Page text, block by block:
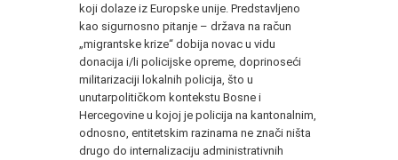
koji dolaze iz Europske unije. Predstavljeno
kao sigurnosno pitanje – država na račun
„migrantske krize“ dobija novac u vidu
donacija i/li policijske opreme, doprinoseći
militarizaciji lokalnih policija, što u
unutarpolitičkom kontekstu Bosne i
Hercegovine u kojoj je policija na kantonalnim,
odnosno, entitetskim razinama ne znači ništa
drugo do internalizaciju administrativnih